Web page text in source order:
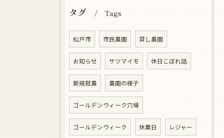
タグ Tags
松戸市 市民農園 貸し農園
お知らせ サツマイモ 休日こぼれ話
新規就農 農園の様子
ゴールデンウィーク穴場
ゴールデンウィーク 休業日 レジャー